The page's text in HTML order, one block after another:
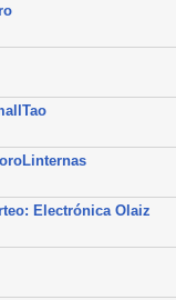
Electrónica Olaiz